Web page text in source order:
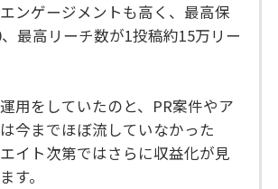
ンゲージメントも高く、最高保
最高リーチ数が1投稿約15万リー
用をしていたのと、PR案件やア
今までほぼ流していなかった
イト次第ではさらに収益化が見
す。